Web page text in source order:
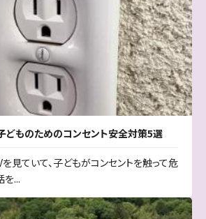
子どものためのコンセント安全対策5選
見ていて、子どもがコンセントを触って危
を...